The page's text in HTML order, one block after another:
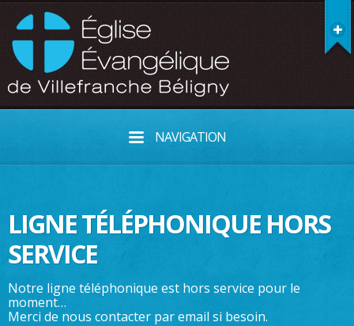
NAVIGATION
LIGNE TÉLÉPHONIQUE HORS
SERVICE
Notre ligne téléphonique est hors service pour le
moment…
Merci de nous contacter par email si besoin.